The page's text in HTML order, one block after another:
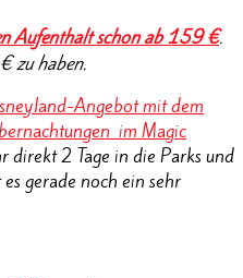
Aufenthalt schon ab 159 €.
zu haben.
Angebot mit dem
im Magic
direkt 2 Tage in die Parks und
gerade noch ein sehr